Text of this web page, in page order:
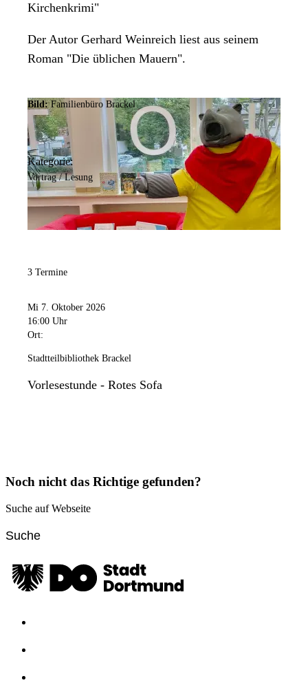
Kirchenkrimi"
Der Autor Gerhard Weinreich liest aus seinem
Roman "Die üblichen Mauern".
Bild: Familienbüro Brackel
Kategorie:
Vortrag / Lesung
3 Termine
Mi 7. Oktober 2026
16:00 Uhr
Ort:
Stadtteilbibliothek Brackel
Vorlesestunde - Rotes Sofa
Noch nicht das Richtige gefunden?
Suche auf Webseite